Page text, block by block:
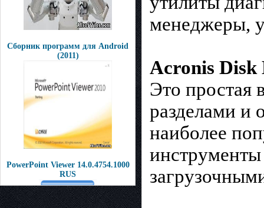
Сборник программ для Android
(2011)
PowerPoint Viewer 14.0.4754.1000
RUS
менеджеры,
Acronis Disk
Это простая
разделами и
наиболее
инструменты